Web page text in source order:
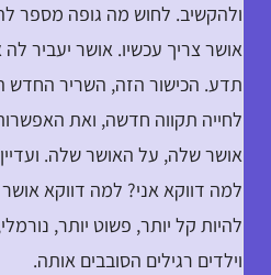
ולהקשיב. לחוש מה גופה מספר
אושר צריך עכשיו. אושר יעביר
תדע. הכישור הזה, השריר
לחייה תקווה חדשה, ואת
אושר שלה, על האושר שלה.
למה דווקא אני? למה דווקא
להיות קל יותר, פשוט יותר,
וילדים רגילים הסובבים אותה.